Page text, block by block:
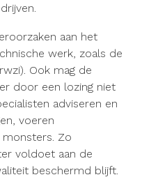
aan het
werk, zoals de
Ook mag de
door een lozing niet
adviseren en
voeren
Zo
voldoet aan de
beschermd blijft.